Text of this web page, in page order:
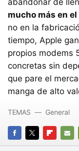
abandonar de
mucho más en
no en la
tiempo, Apple
propios modems
concretas sin
que pare el
manga de alto
FACEBOOK
TWITTERFLIPBOARD
E-
TEMAS General